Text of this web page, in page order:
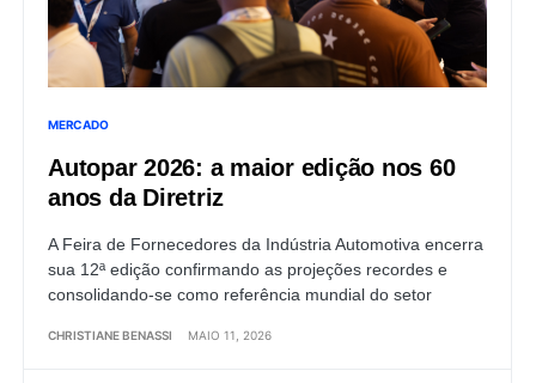
MERCADO
Autopar 2026: a maior edição nos 60
anos da Diretriz
A Feira de Fornecedores da Indústria Automotiva encerra
sua 12ª edição confirmando as projeções recordes e
consolidando-se como referência mundial do setor
CHRISTIANE BENASSI MAIO 11, 2026